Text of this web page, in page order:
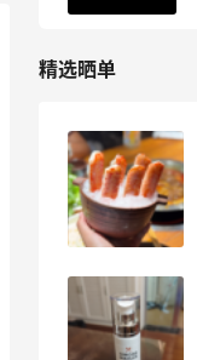
精选晒单